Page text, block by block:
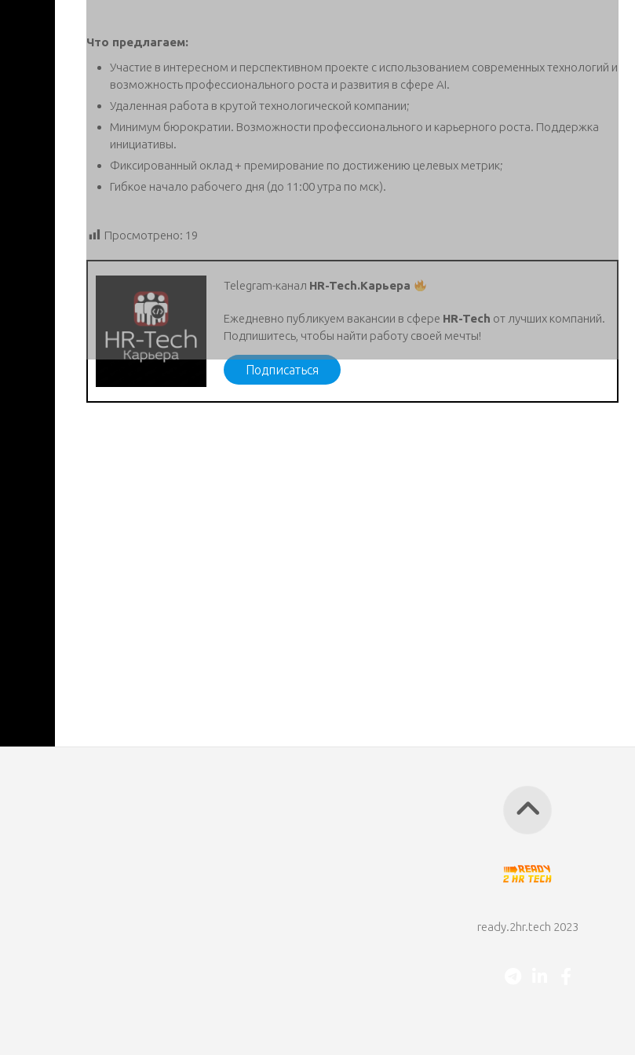
Что предлагаем:
Участие в интересном и перспективном проекте с использованием современных технологий и
возможность профессионального роста и развития в сфере AI.
Удаленная работа в крутой технологической компании;
Минимум бюрократии. Возможности профессионального и карьерного роста. Поддержка
инициативы.
Фиксированный оклад + премирование по достижению целевых метрик;
Гибкое начало рабочего дня (до 11:00 утра по мск).
Просмотрено: 19
Telegram-канал HR-Tech.Карьера
Ежедневно публикуем вакансии в сфере HR-Tech от лучших компаний.
Подпишитесь, чтобы найти работу своей мечты!
Подписаться
ready.2hr.tech 2023